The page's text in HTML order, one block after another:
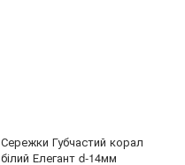
Сережки Губчастий корал
білий Елегант d-14мм